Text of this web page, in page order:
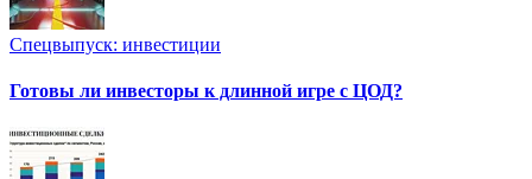
Спецвыпуск: инвестиции
Готовы ли инвесторы к длинной игре с ЦОД?